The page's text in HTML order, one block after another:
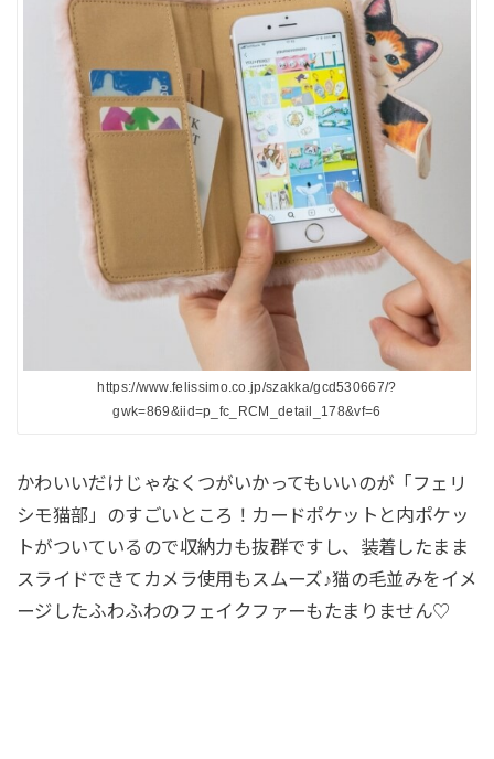
https://www.felissimo.co.jp/szakka/gcd530667/?
gwk=869&iid=p_fc_RCM_detail_178&vf=6
かわいいだけじゃなくつがいかってもいいのが「フェリ
シモ猫部」のすごいところ！カードポケットと内ポケッ
トがついているので収納力も抜群ですし、装着したまま
スライドできてカメラ使用もスムーズ♪猫の毛並みをイメ
ージしたふわふわのフェイクファーもたまりません♡